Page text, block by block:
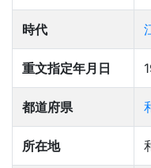
時代
重文指定年月日
都道府県
所在地